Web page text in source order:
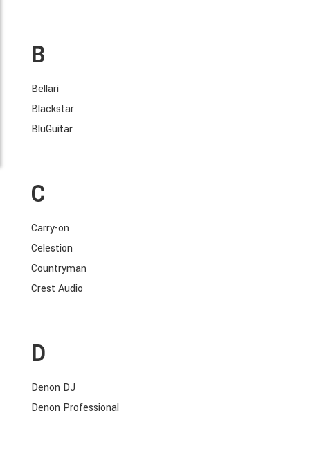
B
Bellari
Blackstar
BluGuitar
C
Carry-on
Celestion
Countryman
Crest Audio
D
Denon DJ
Denon Professional